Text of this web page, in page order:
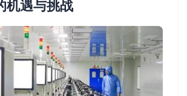
机遇与挑战